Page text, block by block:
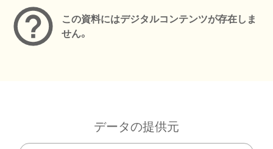
この資料にはデジタルコンテンツが存在しま
せん。
データの提供元